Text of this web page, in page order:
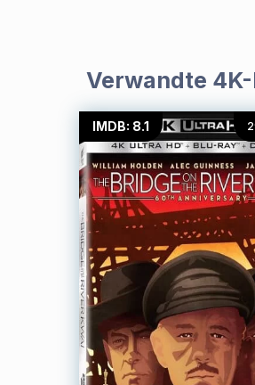
Verwandte
IMDB: 8.1